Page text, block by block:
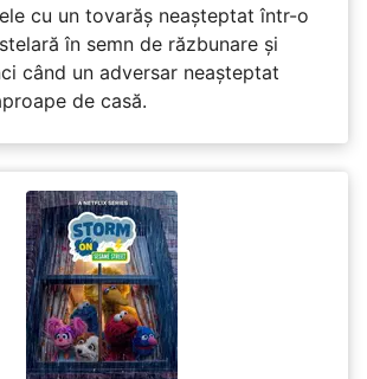
cu un tovarăș neașteptat într-o
în semn de răzbunare și
când un adversar neașteptat
de casă.